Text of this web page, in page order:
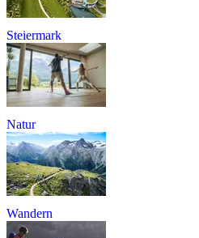
Steiermark
Natur
Wandern